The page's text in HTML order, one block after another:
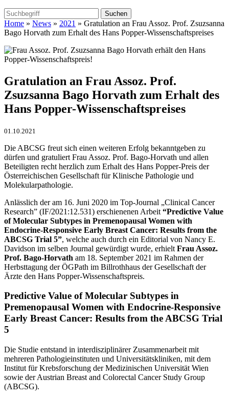
Home » News » 2021 » Gratulation an Frau Assoz. Prof. Zsuzsanna
Bago Horvath zum Erhalt des Hans Popper-Wissenschaftspreises
Gratulation an Frau Assoz. Prof.
Zsuzsanna Bago Horvath zum Erhalt des
Hans Popper-Wissenschaftspreises
01.10.2021
Die ABCSG freut sich einen weiteren Erfolg bekanntgeben zu
dürfen und gratuliert Frau Assoz. Prof. Bago-Horvath und allen
Beteiligten recht herzlich zum Erhalt des Hans Popper-Preis der
Österreichischen Gesellschaft für Klinische Pathologie und
Molekularpathologie.
Anlässlich der am 16. Juni 2020 im Top-Journal „Clinical Cancer
Research” (IF/2021:12.531) erschienenen Arbeit “Predictive Value
of Molecular Subtypes in Premenopausal Women with
Endocrine-Responsive Early Breast Cancer: Results from the
ABCSG Trial 5”, welche auch durch ein Editorial von Nancy E.
Davidson im selben Journal gewürdigt wurde, erhielt Frau Assoz.
Prof. Bago-Horvath am 18. September 2021 im Rahmen der
Herbsttagung der ÖGPath im Billrothhaus der Gesellschaft der
Ärzte den Hans Popper-Wissenschaftspreis.
Predictive Value of Molecular Subtypes in
Premenopausal Women with Endocrine-Responsive
Early Breast Cancer: Results from the ABCSG Trial
5
Die Studie entstand in interdisziplinärer Zusammenarbeit mit
mehreren Pathologieinstituten und Universitätskliniken, mit dem
Institut für Krebsforschung der Medizinischen Universität Wien
sowie der Austrian Breast and Colorectal Cancer Study Group
(ABCSG).